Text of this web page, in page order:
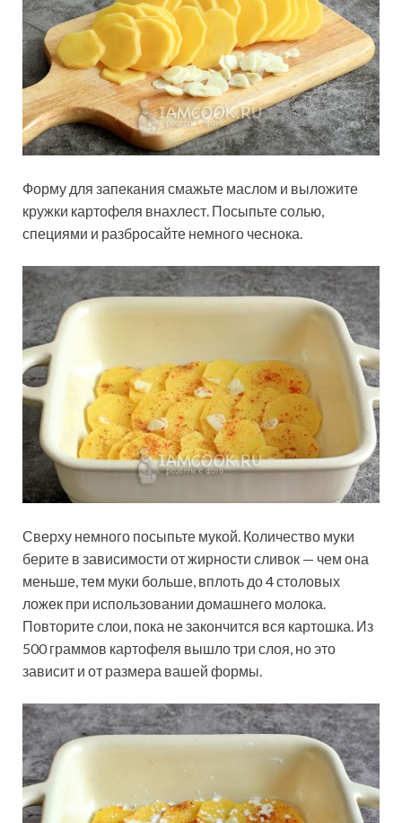
Форму для запекания смажьте маслом и выложите
кружки картофеля внахлест. Посыпьте солью,
специями и разбросайте немного чеснока.
Сверху немного посыпьте мукой. Количество муки
берите в зависимости от жирности сливок — чем она
меньше, тем муки больше, вплоть до 4 столовых
ложек при использовании домашнего молока.
Повторите слои, пока не закончится вся картошка. Из
500 граммов картофеля вышло три слоя, но это
зависит и от размера вашей формы.